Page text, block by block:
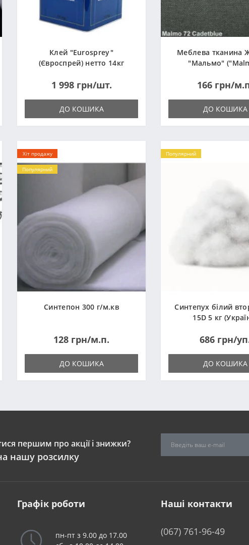
Клей "Eurosprey"
(Євроспрей) нетто 14кг
1 998 грн/шт.
ДО КОШИКА
Меблева тканина
"Мальмо"
166 грн/
ДО КОШИКА
Хіт продажу
Популярний
Синтепон 300 г/м.кв
128 грн/м.п.
ДО КОШИКА
Популярний
Синтепух білий
15D 5 кг
686 грн/
ДО КОШИКА
першим про акції і знижки?
нашу розсилку
Графік роботи
пн-пт з 9.00 до 17.00
Наші контакти
(067) 761-96-49